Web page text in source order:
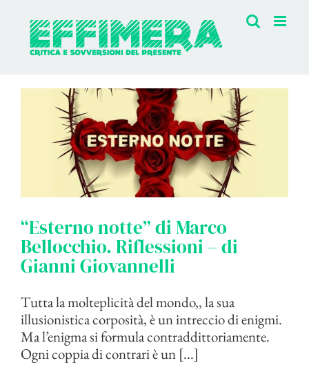
contenuto
“Esterno notte” di Marco
Bellocchio. Riflessioni – di
Gianni Giovannelli
Tutta la molteplicità del mondo,, la sua
illusionistica corposità, è un intreccio di enigmi.
Ma l’enigma si formula contraddittoriamente.
Ogni coppia di contrari è un [...]